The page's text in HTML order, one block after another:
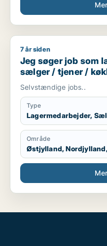
Jeg søger job som
7 år siden
Jeg søger job som
sælger / tjener /
butiksmedarbejder
Selvstændige jobs..
Type
Lagermedarbejder,
Område
Østjylland,